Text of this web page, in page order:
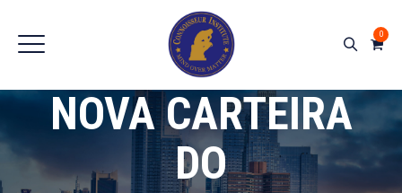
0
NOVA CARTEIRA
DO